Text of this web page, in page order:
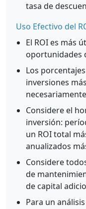
tasa de
Uso Efectivo del
El ROI es más
oportunidades
Los
inversiones
Considere el
inversión:
un ROI total
anualizados
Considere
de
de capital
Para un